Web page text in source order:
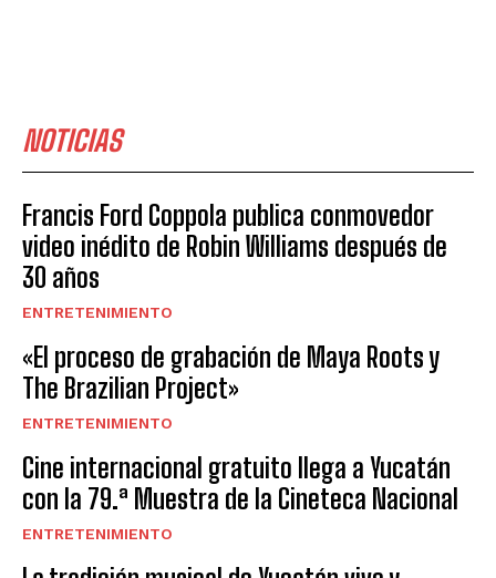
NOTICIAS
Francis Ford Coppola publica conmovedor
video inédito de Robin Williams después de
30 años
ENTRETENIMIENTO
«El proceso de grabación de Maya Roots y
The Brazilian Project»
ENTRETENIMIENTO
Cine internacional gratuito llega a Yucatán
con la 79.ª Muestra de la Cineteca Nacional
ENTRETENIMIENTO